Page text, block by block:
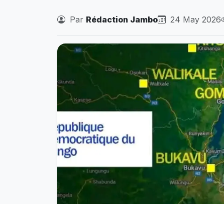
Par Rédaction Jambo 24 May 2026